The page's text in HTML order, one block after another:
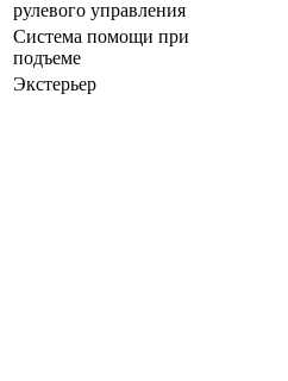
рулевого управления
Система помощи при
подъеме
Экстерьер